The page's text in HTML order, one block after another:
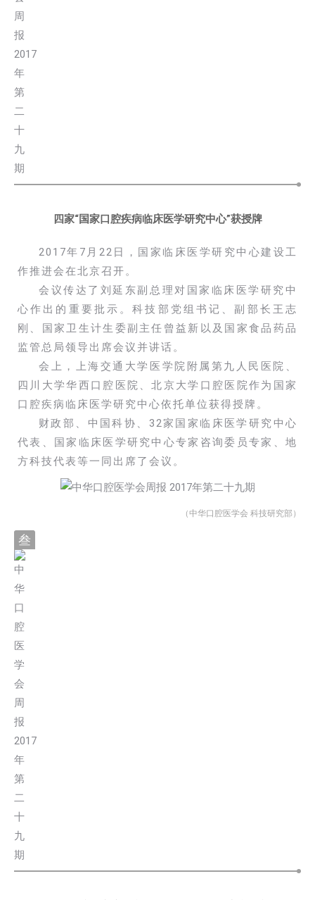
四家“国家口腔疾病临床医学研究中心”获授牌
2017年7月22日，国家临床医学研究中心建设工
作推进会在北京召开。
会议传达了刘延东副总理对国家临床医学研究中
心作出的重要批示。科技部党组书记、副部长王志
刚、国家卫生计生委副主任曾益新以及国家食品药品
监管总局领导出席会议并讲话。
会上，上海交通大学医学院附属第九人民医院、
四川大学华西口腔医院、北京大学口腔医院作为国家
口腔疾病临床医学研究中心依托单位获得授牌。
财政部、中国科协、32家国家临床医学研究中心
代表、国家临床医学研究中心专家咨询委员专家、地
方科技代表等一同出席了会议。
（中华口腔医学会 科技研究部）
叁